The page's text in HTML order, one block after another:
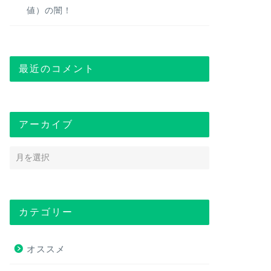
値）の闇！
最近のコメント
アーカイブ
カテゴリー
オススメ